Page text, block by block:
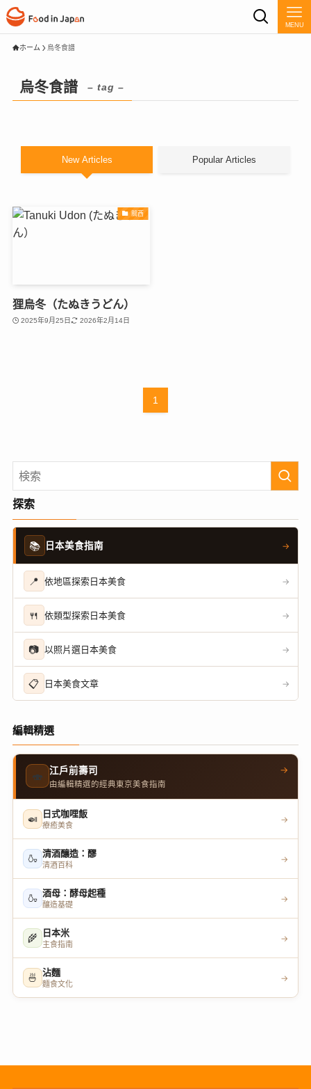
MENU
ホーム 烏冬食譜
烏冬食譜 – tag –
New Articles Popular Articles
關西
狸烏冬（たぬきうどん）
2025年9月25日 2026年2月14日
1
探索
📚 日本美食指南 →
📍 依地區探索日本美食 →
🍴 依類型探索日本美食 →
📷 以照片選日本美食 →
📋 日本美食文章 →
編輯精選
🍣 江戶前壽司
由編輯精選的經典東京美食指南
→
🍛 日式咖哩飯
療癒美食
→
🍶 清酒釀造：醪
清酒百科
→
🍶 酒母：酵母起種
釀造基礎
→
🌾 日本米
主食指南
→
🍜 沾麵
麵食文化
→